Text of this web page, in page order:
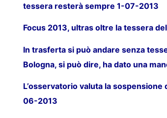
tessera resterà sempre 1-07-2013
Focus 2013, ultras oltre la tessera
In trasferta si può andare senza
Bologna, si può dire, ha dato una
L’osservatorio valuta la sospensione
06-2013